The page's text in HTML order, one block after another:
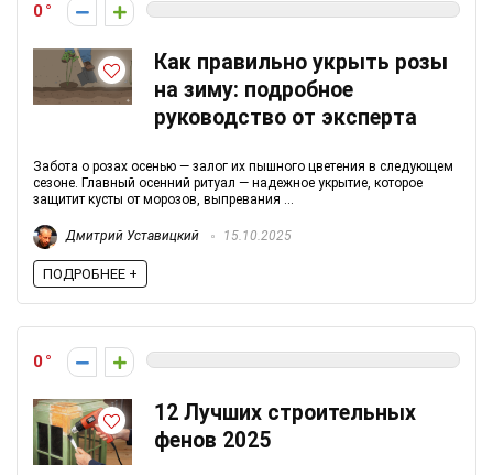
0
Как правильно укрыть розы
на зиму: подробное
руководство от эксперта
Забота о розах осенью — залог их пышного цветения в следующем
сезоне. Главный осенний ритуал — надежное укрытие, которое
защитит кусты от морозов, выпревания ...
Дмитрий Уставицкий 15.10.2025
ПОДРОБНЕЕ +
0
12 Лучших строительных
фенов 2025